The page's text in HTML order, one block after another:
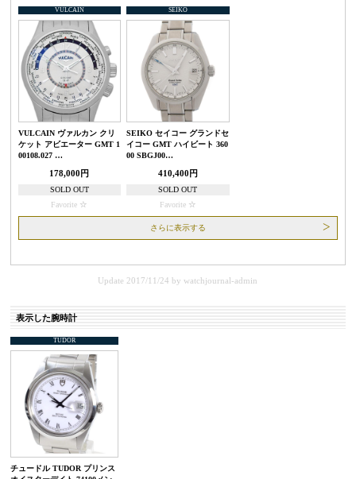
VULCAIN
VULCAIN ヴァルカン クリ
ケット アビエーター GMT 1
00108.027 …
178,000円
SOLD OUT
Favorite
SEIKO
SEIKO セイコー グランドセ
イコー GMT ハイビート 360
00 SBGJ00…
410,400円
SOLD OUT
Favorite
さらに表示する
Update 2017/11/24 bywatchjournal-admin
表示した腕時計
TUDOR
チュードル TUDOR プリンス